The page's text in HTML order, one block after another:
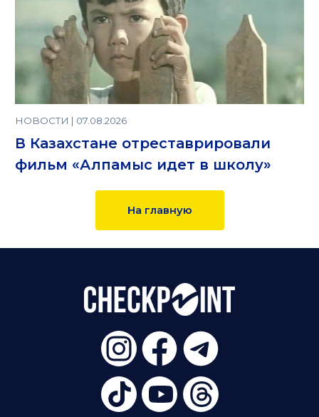
НОВОСТИ | 07.08.2026
В Казахстане отреставрировали
фильм «Алпамыс идет в школу»
На главную